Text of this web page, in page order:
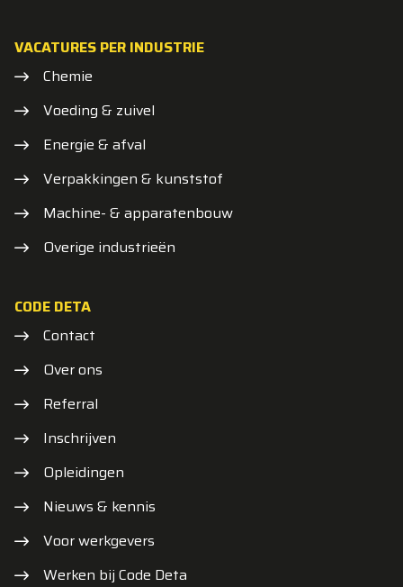
VACATURES PER INDUSTRIE
Chemie
Voeding & zuivel
Energie & afval
Verpakkingen & kunststof
Machine- & apparatenbouw
Overige industrieën
CODE DETA
Contact
Over ons
Referral
Inschrijven
Opleidingen
Nieuws & kennis
Voor werkgevers
Werken bij Code Deta